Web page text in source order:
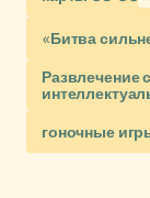
«Битва
Развлечение
гоночные